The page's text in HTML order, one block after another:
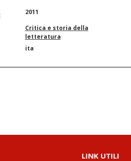
2011
Critica e storia della
letteratura
ita
LINK UTILI